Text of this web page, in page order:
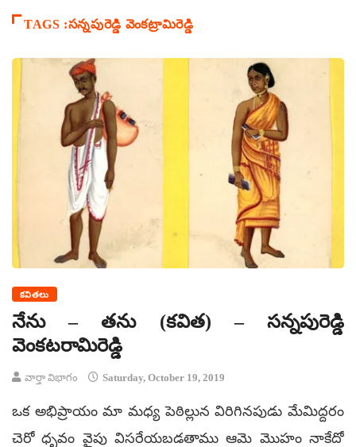
TAGS :సన్నపురెడ్డి వెంకట్రామిరెడ్డి
కవితలు
నేను – తను (కవిత) – సన్నపురెడ్డి
వెంకటరామిరెడ్డి
వార్తా విభాగం Saturday, October 19, 2019
ఒక అభిప్రాయం మా మధ్య పెఠిల్లున విరిగినపుడు మేమిద్దరం
చెరో ధృవం వైపు విసరేయబడతాము ఆమె మొహం నాకేదో